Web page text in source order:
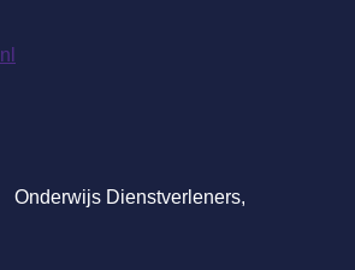
Dienstverleners,